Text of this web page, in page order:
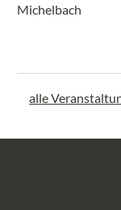
Michelbach
alle